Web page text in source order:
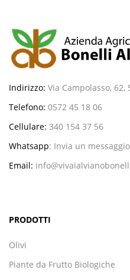
Indirizzo: Via Campolasso, 62,
Telefono: 0572 45 18 06
Cellulare: 340 154 37 56
Whatsapp: Invia un messaggio
Email:
PRODOTTI
Olivi
Piante da Frutto Biologiche